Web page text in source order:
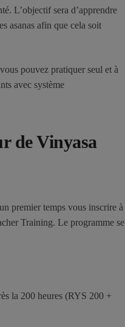
L’objectif sera d’apprendre
asanas afin que cela soit
pouvez pratiquer seul et à
avec système
de Vinyasa
premier temps vous inscrire à
Training. Le programme se
la 200 heures (RYS 200 +